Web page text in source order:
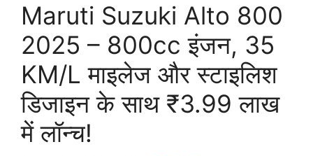
Maruti Suzuki Alto 800
2025 – 800cc इंजन, 35
KM/L माइलेज और स्टाइलिश
डिजाइन के साथ ₹3.99 लाख
में लॉन्च!